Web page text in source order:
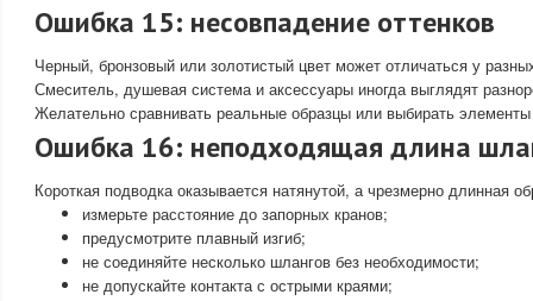
Ошибка 15: несовпадение оттенков
Черный, бронзовый или золотистый цвет может отличаться у
Смеситель, душевая система и аксессуары иногда выглядят
Желательно сравнивать реальные образцы или выбирать
Ошибка 16: неподходящая длина
Короткая подводка оказывается натянутой, а чрезмерно длинная
измерьте расстояние до запорных кранов;
предусмотрите плавный изгиб;
не соединяйте несколько шлангов без необходимости;
не допускайте контакта с острыми краями;